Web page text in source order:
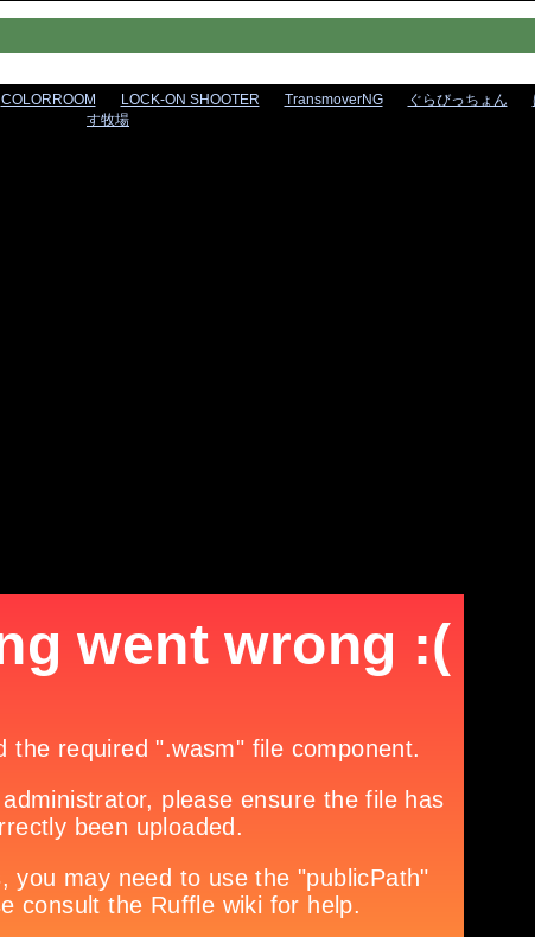
COLORROOM LOCK-ON SHOOTER TransmoverNG ぐらびっちょん
す牧場